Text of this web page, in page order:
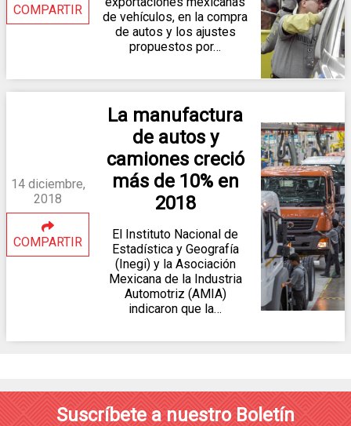
COMPARTIR
de vehículos, en la compra
de autos y los ajustes
propuestos por…
14 diciembre,
2018
COMPARTIR
La manufactura
de autos y
camiones creció
más de 10% en
2018
El Instituto Nacional de
Estadística y Geografía
(Inegi) y la Asociación
Mexicana de la Industria
Automotriz (AMIA)
indicaron que la…
Suscríbete a nuestro Boletín